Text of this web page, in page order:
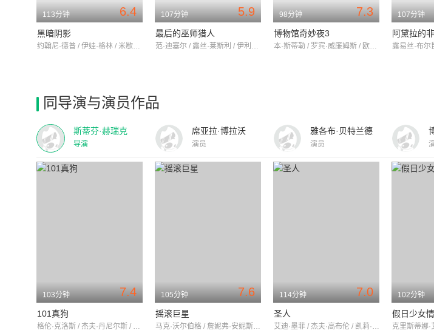
6.4
113分钟
黑暗阴影
约翰尼·德普 / 伊娃·格林 / 米歇尔·菲佛
5.9
107分钟
最后的巫师猎人
范·迪塞尔 / 露丝·莱斯利 / 伊利亚·伍德
7.3
98分钟
博物馆奇妙夜3
本·斯蒂勒 / 罗宾·威廉姆斯 / 欧文·威尔逊
107分钟
阿黛拉的
同导演与演员作品
斯蒂芬·赫瑞克
导演
席亚拉·博拉沃
演员
雅各布·贝特兰德
演员
7.4
103分钟
101真狗
格伦·克洛斯 / 杰夫·丹尼尔斯 / 乔莉·理查德森
7.6
105分钟
摇滚巨星
马克·沃尔伯格 / 詹妮弗·安妮斯顿 / 杰森·弗莱明
7.0
114分钟
圣人
艾迪·墨菲 / 杰夫·高布伦 / 凯莉·普雷斯顿
102分钟
假日少女情